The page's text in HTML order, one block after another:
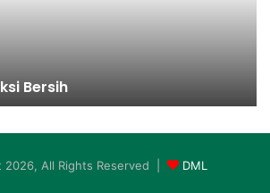
Bersih
All Rights Reserved | DML